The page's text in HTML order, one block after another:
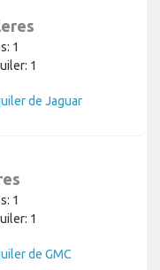
1
1
de Jaguar
1
1
de GMC